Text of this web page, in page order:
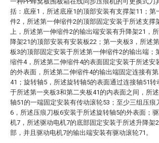
括：底座1，所述底座1的顶部安装有支撑架11；第
件2，所述第一伸缩件2的顶部固定安装于所述支撑
上，所述第一伸缩件2的输出端安装有升降架21，
降架21的顶部安装有安装板22；第一夹板3，所述
板3的顶部固定安装于所述第一伸缩件2的输出端；
缩件4，所述第二伸缩件4的表面固定安装于所述安
的外表面，所述第二伸缩件4的输出端固定连接有
41；旋转轴5，所述旋转轴5的表面通过连接轴51转
于所述第一夹板3和第二夹板41的内表面之间，所
轴51的一端固定安装有传动滚轮53；至少三组压痕
6，所述压痕刀板6安装于所述旋转轴5的外表面；
机7，所述驱动电机7的底部固定安装于所述升降架
部，并且驱动电机7的输出端安装有驱动滚轮71。